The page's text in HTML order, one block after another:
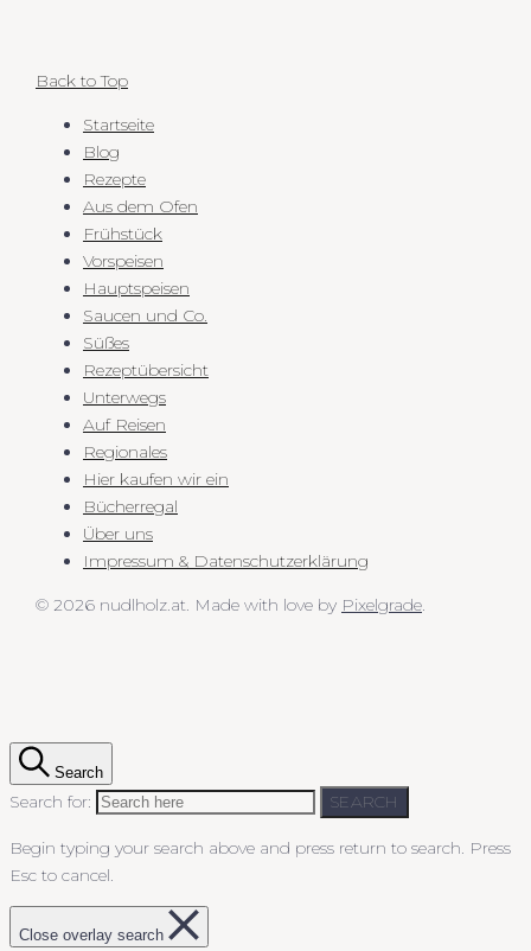
Back to Top
Startseite
Blog
Rezepte
Aus dem Ofen
Frühstück
Vorspeisen
Hauptspeisen
Saucen und Co.
Süßes
Rezeptübersicht
Unterwegs
Auf Reisen
Regionales
Hier kaufen wir ein
Bücherregal
Über uns
Impressum & Datenschutzerklärung
© 2026 nudlholz.at. Made with love by Pixelgrade
Search
Search for: SEARCH
Begin typing your search above and press return to search. Press
Esc to cancel.
Close overlay search